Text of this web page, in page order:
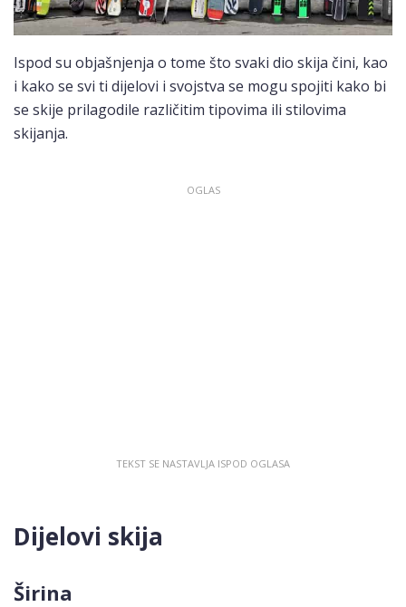
Ispod su objašnjenja o tome što svaki dio skija čini, kao
i kako se svi ti dijelovi i svojstva se mogu spojiti kako bi
se skije prilagodile različitim tipovima ili stilovima
skijanja.
Dijelovi skija
Širina